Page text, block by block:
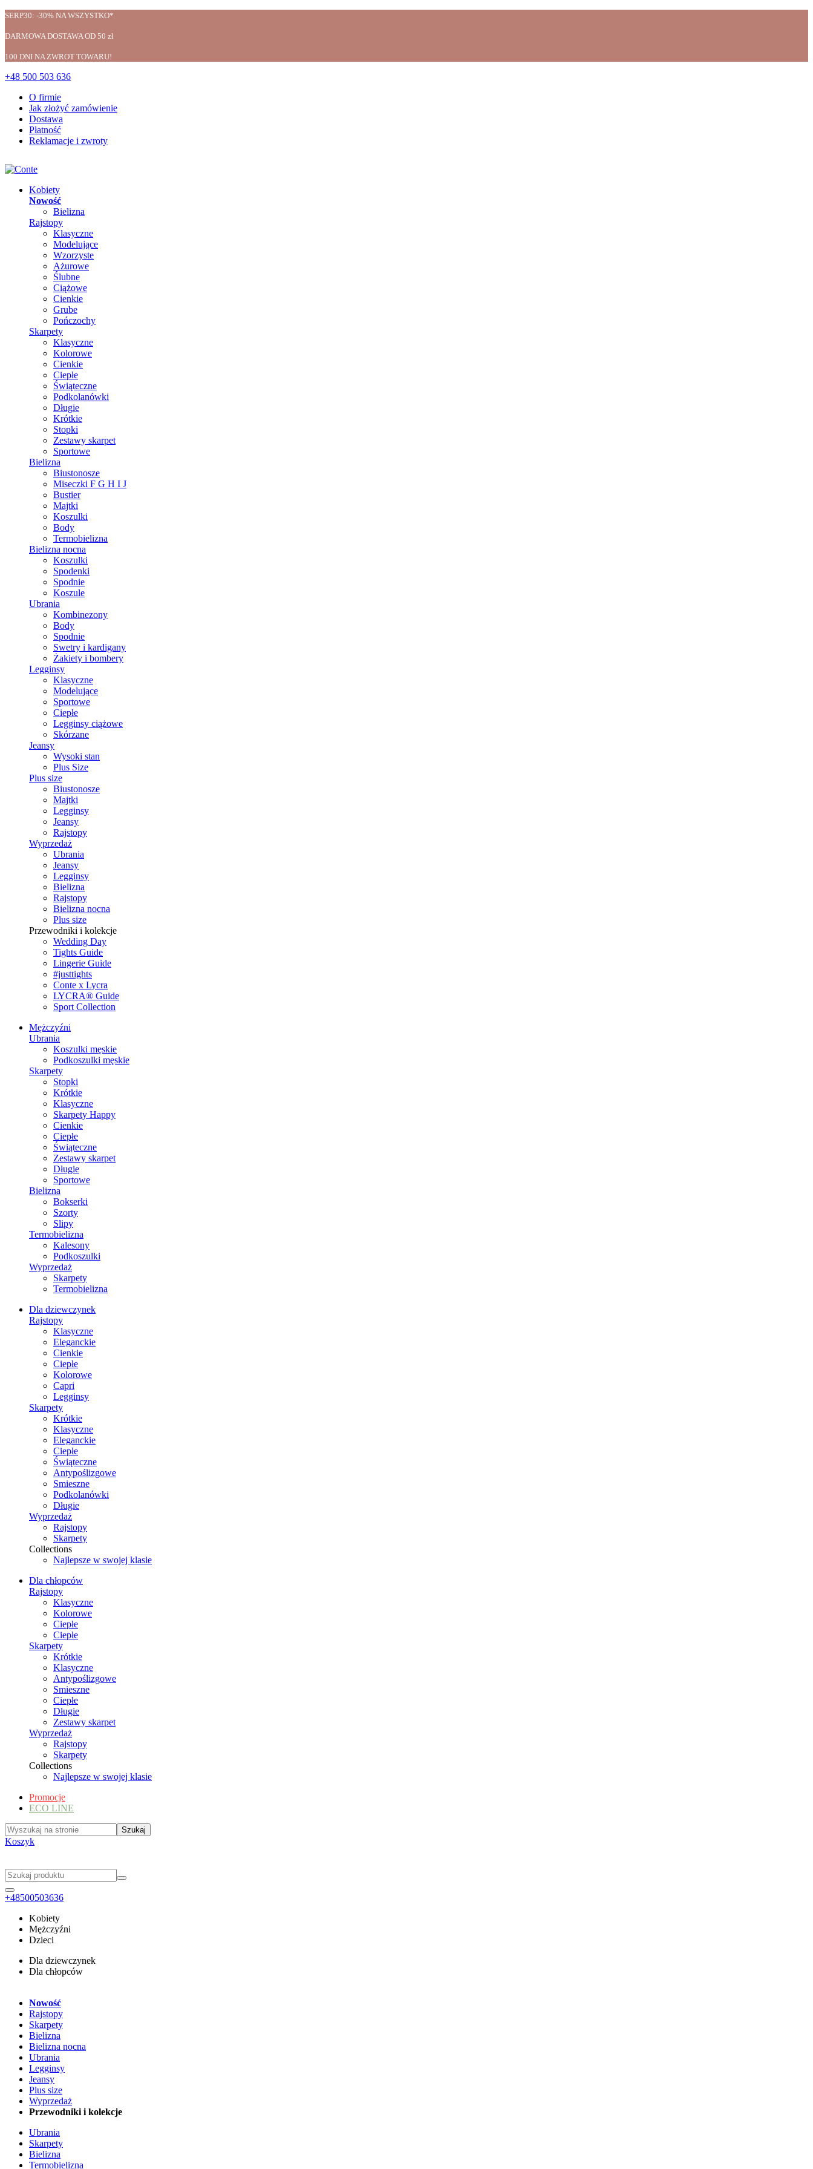
SERP30: -30% NA WSZYSTKO*
DARMOWA DOSTAWA OD 50 zł
100 DNI NA ZWROT TOWARU!
+48 500 503 636
O firmie
Jak złożyć zamówienie
Dostawa
Płatność
Reklamacje i zwroty
Kobiety
Nowość
Bielizna
Rajstopy
Klasyczne
Modelujące
Wzorzyste
Ażurowe
Ślubne
Ciążowe
Cienkie
Grube
Pończochy
Skarpety
Klasyczne
Kolorowe
Cienkie
Ciepłe
Świąteczne
Podkolanówki
Długie
Krótkie
Stopki
Zestawy skarpet
Sportowe
Bielizna
Biustonosze
Miseczki F G H I J
Bustier
Majtki
Koszulki
Body
Termobielizna
Bielizna nocna
Koszulki
Spodenki
Spodnie
Koszule
Ubrania
Kombinezony
Body
Spodnie
Swetry i kardigany
Żakiety i bombery
Legginsy
Klasyczne
Modelujące
Sportowe
Ciepłe
Legginsy ciążowe
Skórzane
Jeansy
Wysoki stan
Plus Size
Plus size
Biustonosze
Majtki
Legginsy
Jeansy
Rajstopy
Wyprzedaż
Ubrania
Jeansy
Legginsy
Bielizna
Rajstopy
Bielizna nocna
Plus size
Przewodniki i kolekcje
Wedding Day
Tights Guide
Lingerie Guide
#justtights
Conte x Lycra
LYCRA® Guide
Sport Сollection
Mężczyźni
Ubrania
Koszulki męskie
Podkoszulki męskie
Skarpety
Stopki
Krótkie
Klasyczne
Skarpety Happy
Cienkie
Ciepłe
Świąteczne
Zestawy skarpet
Długie
Sportowe
Bielizna
Bokserki
Szorty
Slipy
Termobielizna
Kalesony
Podkoszulki
Wyprzedaż
Skarpety
Termobielizna
Dla dziewczynek
Rajstopy
Klasyczne
Eleganckie
Cienkie
Ciepłe
Kolorowe
Capri
Legginsy
Skarpety
Krótkie
Klasyczne
Eleganckie
Ciepłe
Świąteczne
Antypoślizgowe
Smieszne
Podkolanówki
Długie
Wyprzedaż
Rajstopy
Skarpety
Collections
Najlepsze w swojej klasie
Dla chłopców
Rajstopy
Klasyczne
Kolorowe
Ciepłe
Ciepłe
Skarpety
Krótkie
Klasyczne
Antypoślizgowe
Smieszne
Ciepłe
Długie
Zestawy skarpet
Wyprzedaż
Rajstopy
Skarpety
Collections
Najlepsze w swojej klasie
Promocje
ECO LINE
Koszyk
+48500503636
Kobiety
Mężczyźni
Dzieci
Dla dziewczynek
Dla chłopców
Nowość
Rajstopy
Skarpety
Bielizna
Bielizna nocna
Ubrania
Legginsy
Jeansy
Plus size
Wyprzedaż
Przewodniki i kolekcje
Ubrania
Skarpety
Bielizna
Termobielizna